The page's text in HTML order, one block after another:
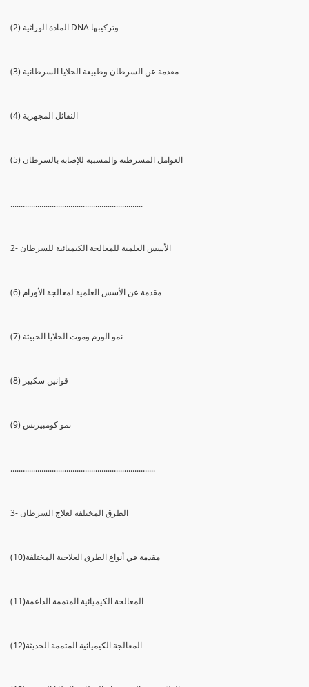
(2) المادة الوراثية DNA وتركيبها
(3) مقدمة عن السرطان وطبيعة الخلايا السرطانية
(4) النقائل المجهرية
(5) العوامل المسرطنة والمسببة للإصابة بالسرطان
................................................................
2- الأسس العلمية للمعالجة الكيميائية للسرطان
(6) مقدمة عن الأسس العلمية لمعالجة الأورام
(7) نمو الورم وموت الخلايا الخبيثة
(8) قوانين سكيبر
(9) نمو كومبيرتس
......................................................................
3- الطرق المختلفة لعلاج السرطان
(10)مقدمة في أنواع الطرق العلاجية المختلفة
(11)المعالجة الكيميائية المتممة الداعمة
(12)المعالجة الكيميائية المتممة الحديثة